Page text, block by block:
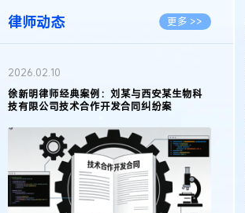
地理标志 更多 >>
集成电路布图设计
传统文化 更多 >>
律师动态 更多 >>
2026.02.10
徐新明律师经典案例：刘某与西安某生物科
技有限公司技术合作开发合同纠纷案